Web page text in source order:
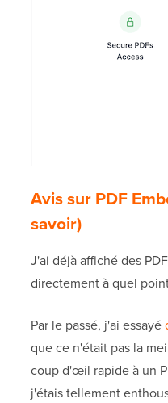
Avis sur PDF
savoir)
J'ai déjà affiché des
directement à quel
Par le passé, j'ai essayé
que ce n'était pas la
coup d'œil rapide à un
j'étais tellement